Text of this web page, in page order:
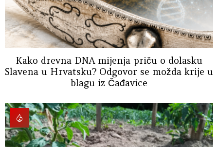
Kako drevna DNA mijenja priču o dolasku
Slavena u Hrvatsku? Odgovor se možda krije u
blagu iz Čađavice